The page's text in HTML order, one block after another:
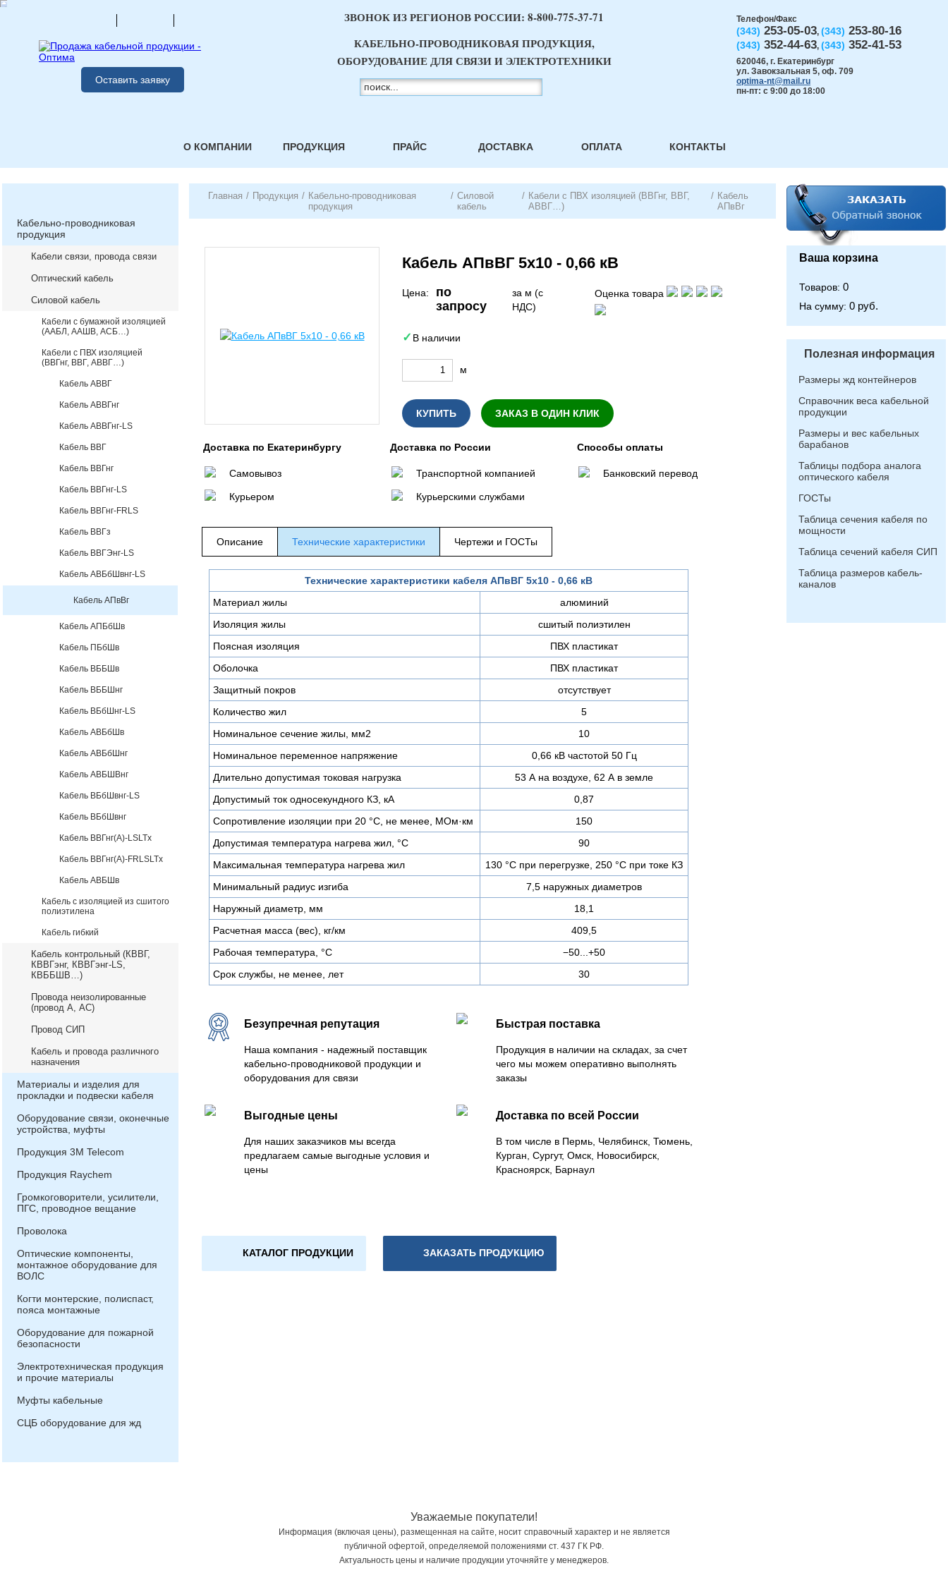
Оставить заявку
Телефон/Факс
(343) 253-05-03, (343) 253-80-16
(343) 352-44-63, (343) 352-41-53
620046, г. Екатеринбург
ул. Завокзальная 5, оф. 709
optima-nt@mail.ru
пн-пт: с 9:00 до 18:00
ЗВОНОК ИЗ РЕГИОНОВ РОССИИ: 8-800-775-37-71
КАБЕЛЬНО-ПРОВОДНИКОВАЯ ПРОДУКЦИЯ,
ОБОРУДОВАНИЕ ДЛЯ СВЯЗИ И ЭЛЕКТРОТЕХНИКИ
О КОМПАНИИ ПРОДУКЦИЯ ПРАЙС ДОСТАВКА ОПЛАТА КОНТАКТЫ
Кабельно-проводниковая
продукция
Кабели связи, провода связи
Оптический кабель
Силовой кабель
Кабели с бумажной изоляцией
(ААБЛ, ААШВ, АСБ…)
Кабели с ПВХ изоляцией
(ВВГнг, ВВГ, АВВГ…)
Кабель АВВГ
Кабель АВВГнг
Кабель АВВГнг-LS
Кабель ВВГ
Кабель ВВГнг
Кабель ВВГнг-LS
Кабель ВВГнг-FRLS
Кабель ВВГз
Кабель ВВГЭнг-LS
Кабель АВБбШвнг-LS
Кабель АПвВг
Кабель АПБбШв
Кабель ПБбШв
Кабель ВББШв
Кабель ВББШнг
Кабель ВБбШнг-LS
Кабель АВБбШв
Кабель АВБбШнг
Кабель АВБШВнг
Кабель ВБбШвнг-LS
Кабель ВБбШвнг
Кабель ВВГнг(А)-LSLTx
Кабель ВВГнг(А)-FRLSLTx
Кабель АВБШв
Кабель с изоляцией из сшитого
полиэтилена
Кабель гибкий
Кабель контрольный (КВВГ,
КВВГэнг, КВВГэнг-LS,
КВББШВ…)
Провода неизолированные
(провод А, АС)
Провод СИП
Кабель и провода различного
назначения
Материалы и изделия для
прокладки и подвески кабеля
Оборудование связи, оконечные
устройства, муфты
Продукция 3М Telecom
Продукция Raychem
Громкоговорители, усилители,
ПГС, проводное вещание
Проволока
Оптические компоненты,
монтажное оборудование для
ВОЛС
Когти монтерские, полиспаст,
пояса монтажные
Оборудование для пожарной
безопасности
Электротехническая продукция
и прочие материалы
Муфты кабельные
СЦБ оборудование для жд
Главная / Продукция / Кабельно-проводниковая
продукция
/ Силовой
кабель
/ Кабели с ПВХ изоляцией (ВВГнг, ВВГ,
АВВГ…)
/ Кабель
АПвВг
Кабель АПвВГ 5х10 - 0,66 кВ
Цена:
по
запросу
за м (с
НДС)
Оценка товара
В наличии
м
КУПИТЬ ЗАКАЗ В ОДИН КЛИК
Доставка по Екатеринбургу
Самовывоз
Курьером
Доставка по России
Транспортной компанией
Курьерскими службами
Способы оплаты
Банковский перевод
Описание Технические характеристики Чертежи и ГОСТы
Технические характеристики кабеля АПвВГ 5х10 - 0,66 кВ
Материал жилы
алюминий
Изоляция жилы
сшитый полиэтилен
Поясная изоляция
ПВХ пластикат
Оболочка
ПВХ пластикат
Защитный покров
отсутствует
Количество жил
5
Номинальное сечение жилы, мм2
10
Номинальное переменное напряжение
0,66 кВ частотой 50 Гц
Длительно допустимая токовая нагрузка
53 А на воздухе, 62 А в земле
Допустимый ток односекундного КЗ, кА
0,87
Сопротивление изоляции при 20 °С, не менее, МОм·км
150
Допустимая температура нагрева жил, °C
90
Максимальная температура нагрева жил
130 °C при перегрузке, 250 °C при токе КЗ
Минимальный радиус изгиба
7,5 наружных диаметров
Наружный диаметр, мм
18,1
Расчетная масса (вес), кг/км
409,5
Рабочая температура, °C
−50...+50
Срок службы, не менее, лет
30
Безупречная репутация
Наша компания - надежный поставщик
кабельно-проводниковой продукции и
оборудования для связи
Быстрая поставка
Продукция в наличии на складах, за счет
чего мы можем оперативно выполнять
заказы
Выгодные цены
Для наших заказчиков мы всегда
предлагаем самые выгодные условия и
цены
Доставка по всей России
В том числе в Пермь, Челябинск, Тюмень,
Курган, Сургут, Омск, Новосибирск,
Красноярск, Барнаул
КАТАЛОГ ПРОДУКЦИИ ЗАКАЗАТЬ ПРОДУКЦИЮ
Ваша корзина
Товаров: 0
На сумму: 0 руб.
Полезная информация
Размеры жд контейнеров
Справочник веса кабельной
продукции
Размеры и вес кабельных
барабанов
Таблицы подбора аналога
оптического кабеля
ГОСТы
Таблица сечения кабеля по
мощности
Таблица сечений кабеля СИП
Таблица размеров кабель-
каналов
Уважаемые покупатели!
Информация (включая цены), размещенная на сайте, носит справочный характер и не является
публичной офертой, определяемой положениями ст. 437 ГК РФ.
Актуальность цены и наличие продукции уточняйте у менеджеров.